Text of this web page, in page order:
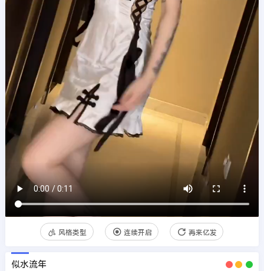
风格类型 连续开启 再来亿发
似水流年